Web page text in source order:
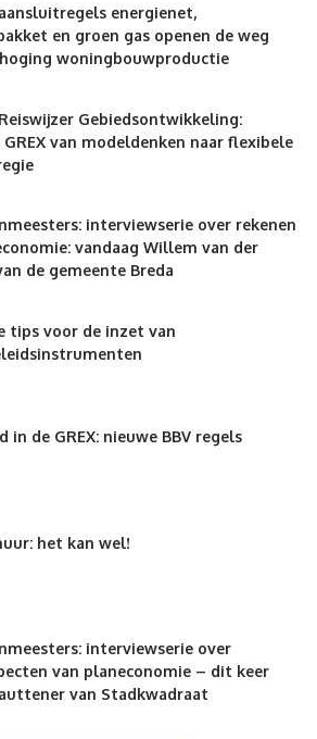
energienet,
en groen gas openen de weg
woningbouwproductie
Gebiedsontwikkeling:
van modeldenken naar flexibele
interviewserie over rekenen
vandaag Willem van der
de gemeente Breda
tips voor de inzet van
in de GREX: nieuwe BBV regels
het kan wel!
interviewserie over
van planeconomie – dit keer
van Stadkwadraat